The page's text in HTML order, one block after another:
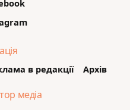
в редакції Архів
медіа